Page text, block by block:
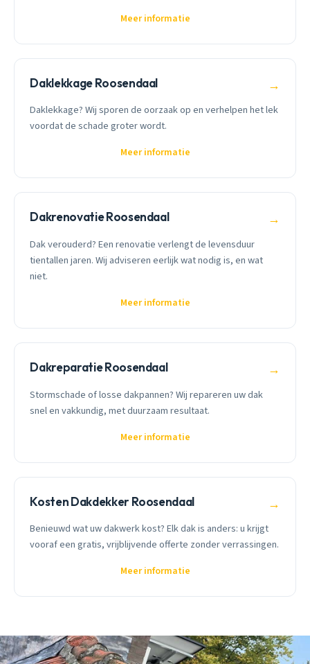
Meer informatie
Daklekkage Roosendaal →
Daklekkage? Wij sporen de oorzaak op en verhelpen het lek
voordat de schade groter wordt.
Meer informatie
Dakrenovatie Roosendaal →
Dak verouderd? Een renovatie verlengt de levensduur
tientallen jaren. Wij adviseren eerlijk wat nodig is, en wat
niet.
Meer informatie
Dakreparatie Roosendaal →
Stormschade of losse dakpannen? Wij repareren uw dak
snel en vakkundig, met duurzaam resultaat.
Meer informatie
Kosten Dakdekker Roosendaal →
Benieuwd wat uw dakwerk kost? Elk dak is anders: u krijgt
vooraf een gratis, vrijblijvende offerte zonder verrassingen.
Meer informatie